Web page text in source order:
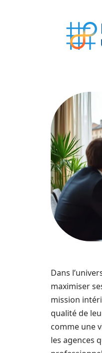
Dans
maximiser
mission
qualité de
comme une
les agences